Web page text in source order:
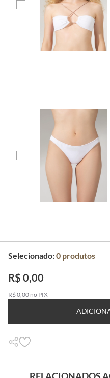
Selecionado:0 produtos
R$ 0,00
R$ 0,00 no PIX
RELACIONADOS